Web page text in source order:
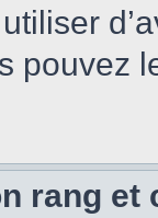
pouvez
rang